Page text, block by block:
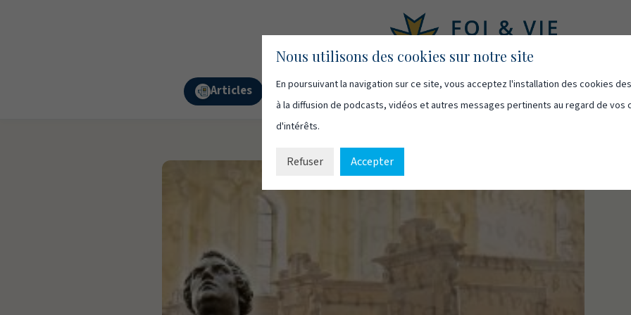
Articles Podcasts Vidéos Qui sommes-nous Ressources
Nous utilisons des cookies sur notre site
En poursuivant la navigation sur ce site, vous acceptez l'installation des cookies
à la diffusion de podcasts, vidéos et autres messages pertinents au regard de vos
d'intérêts.
Refuser Accepter